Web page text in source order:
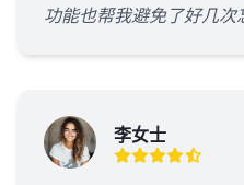
功能也帮我避免了好几次
李女士